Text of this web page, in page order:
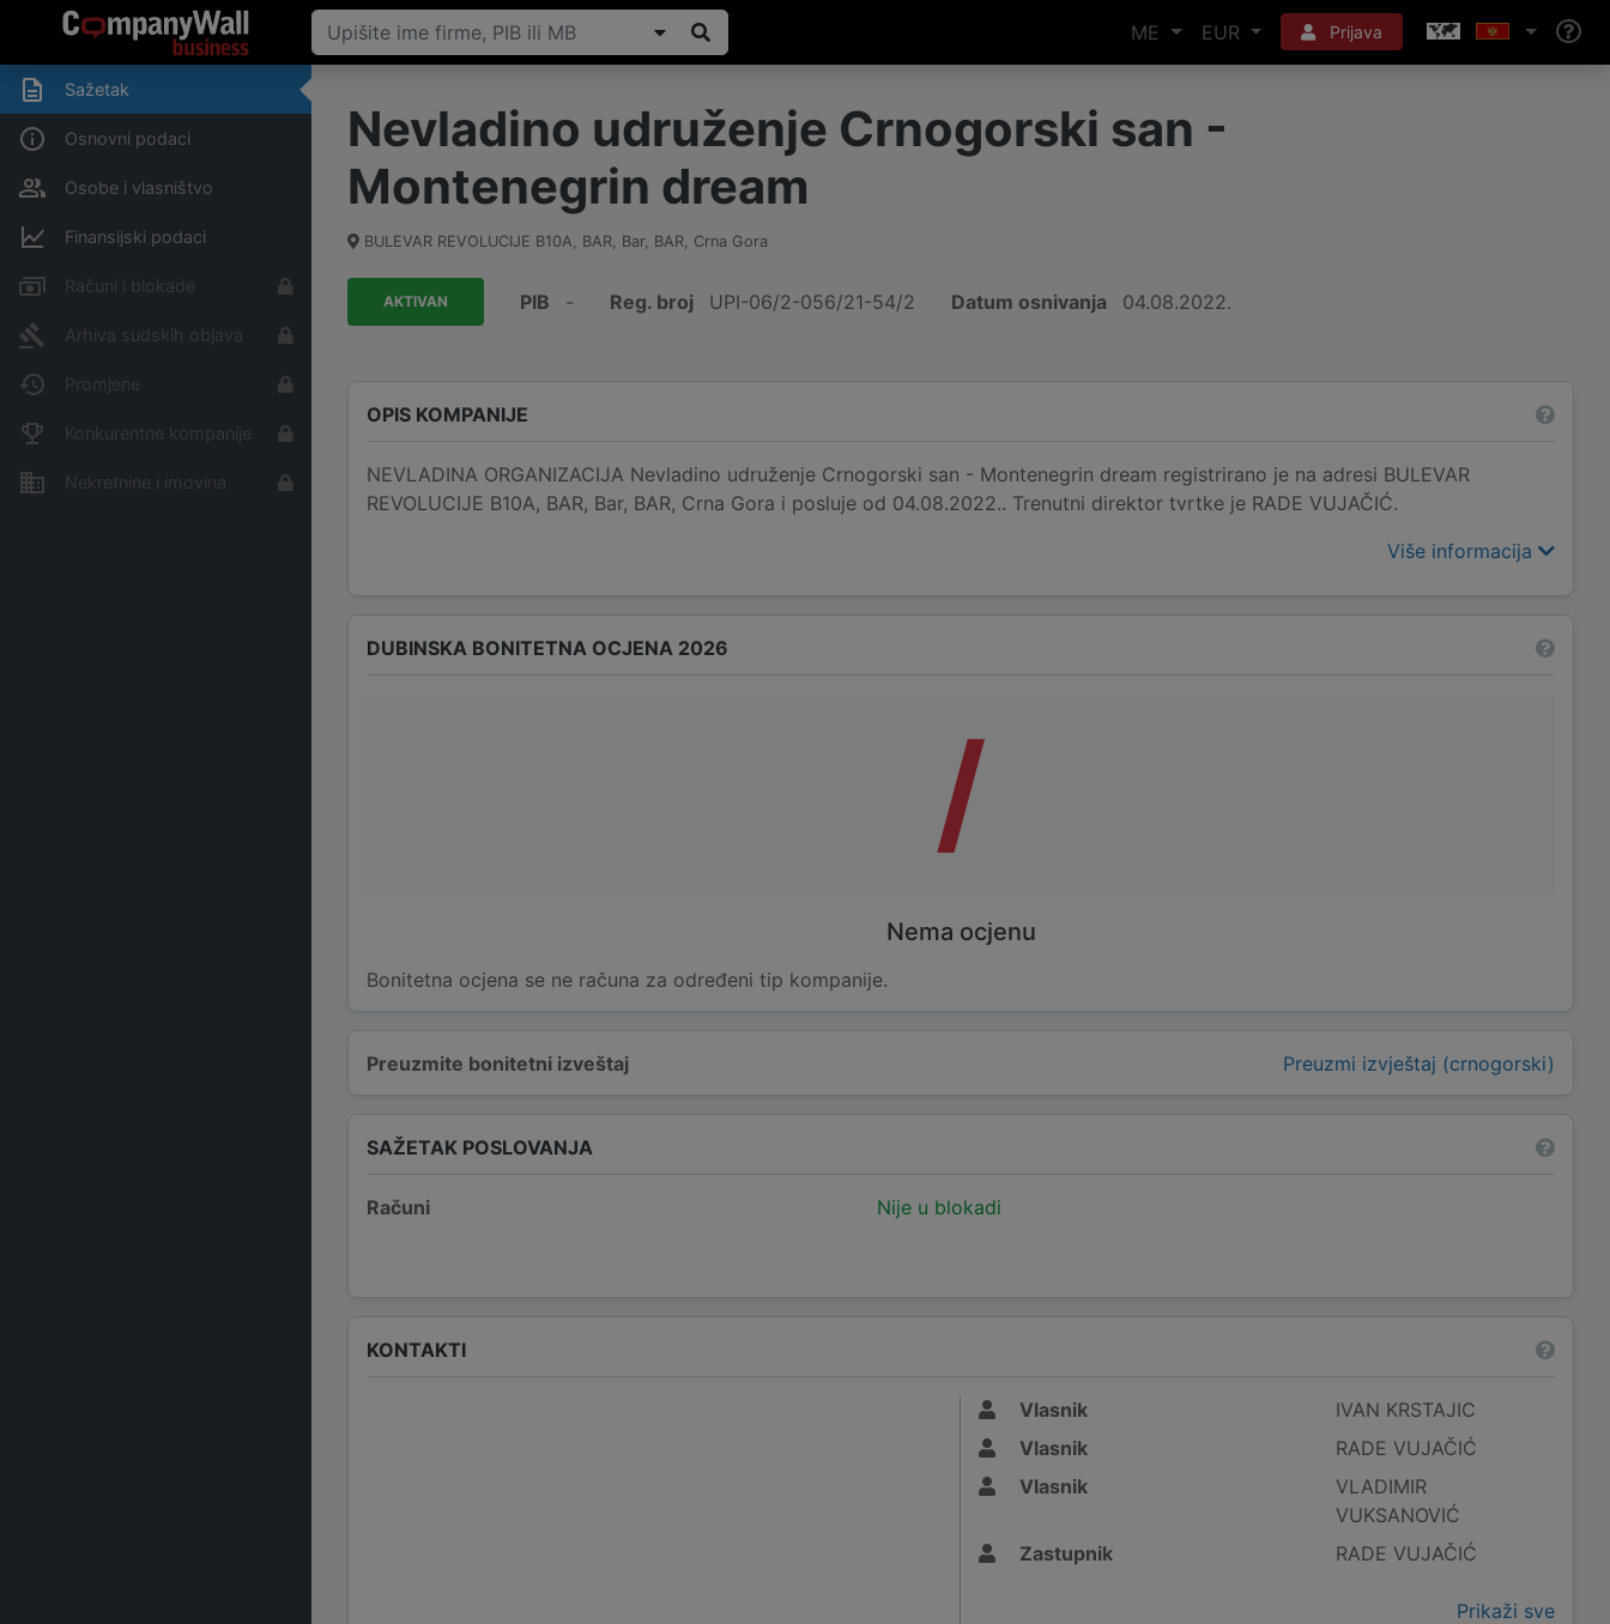
ME EUR Prijava
Sažetak
Osnovni podaci
Osobe i vlasništvo
Finansijski podaci
Računi i blokade
Arhiva sudskih objava
Promjene
Konkurentne kompanije
Nekretnine i imovina
Nevladino udruženje Crnogorski san -
Montenegrin dream
BULEVAR REVOLUCIJE B10A, BAR, Bar, BAR, Crna Gora
AKTIVAN PIB - Reg. broj UPI-06/2-056/21-54/2 Datum osnivanja 04.08.2022.
OPIS KOMPANIJE
NEVLADINA ORGANIZACIJA Nevladino udruženje Crnogorski san - Montenegrin dream registrirano je na adresi BULEVAR
REVOLUCIJE B10A, BAR, Bar, BAR, Crna Gora i posluje od 04.08.2022.. Trenutni direktor tvrtke je RADE VUJAČIĆ.
Više informacija
Preuzmite bonitetni izveštaj Preuzmi izvještaj (crnogorski)
DUBINSKA BONITETNA OCJENA 2026
/
Nema ocjenu
Bonitetna ocjena se ne računa za određeni tip kompanije.
SAŽETAK POSLOVANJA
Računi Nije u blokadi
KONTAKTI
Vlasnik
IVAN KRSTAJIC
Vlasnik
RADE VUJAČIĆ
Vlasnik
VLADIMIR
VUKSANOVIĆ
Zastupnik
RADE VUJAČIĆ
Prikaži sve